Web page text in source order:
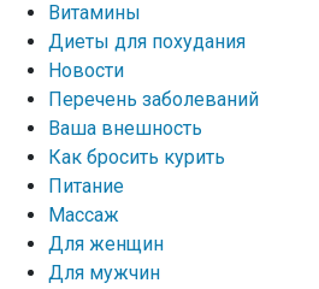
Витамины
Диеты для похудания
Новости
Перечень заболеваний
Ваша внешность
Как бросить курить
Питание
Массаж
Для женщин
Для мужчин